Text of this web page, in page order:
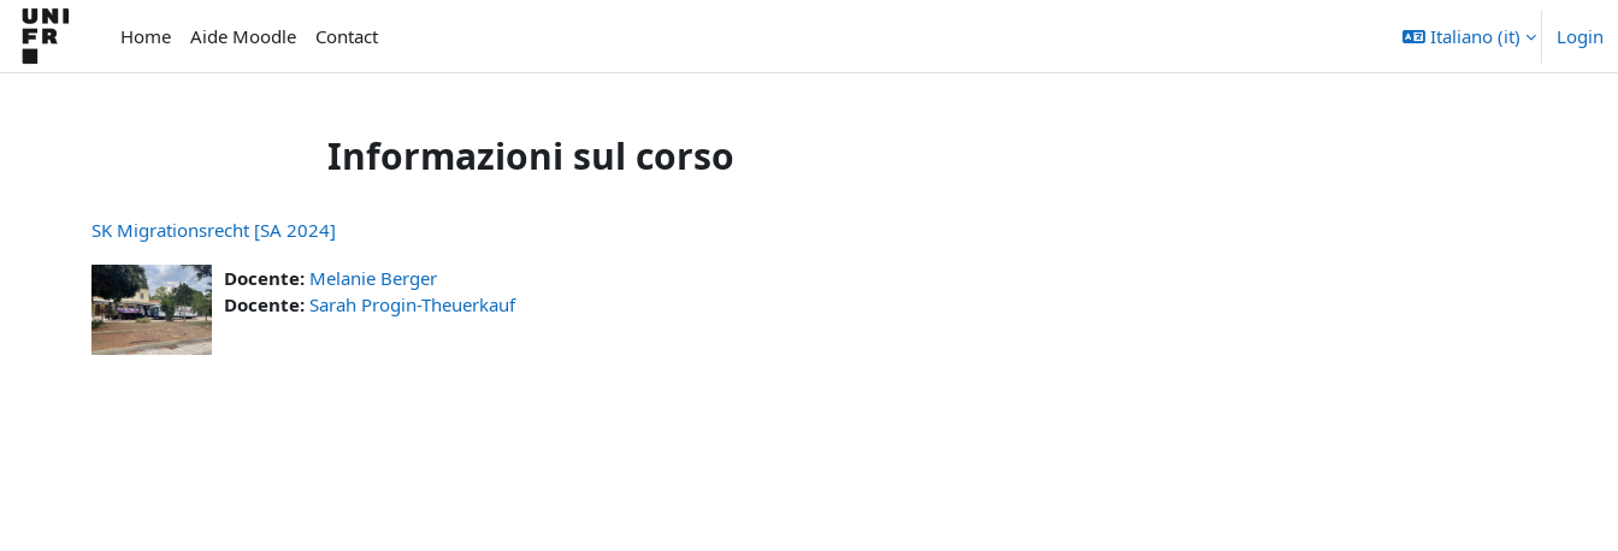
Vai al contenuto principale
Home
Aide Moodle Contact Italiano ‎(it)‎ Login
Informazioni sul corso
SK Migrationsrecht [SA 2024]
Docente: Melanie Berger
Docente: Sarah Progin-Theuerkauf